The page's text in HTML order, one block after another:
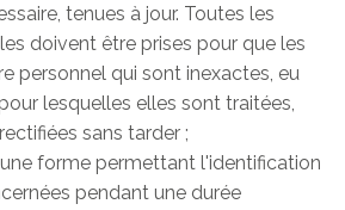
tenues à jour. Toutes les
doivent être prises pour que les
personnel qui sont inexactes, eu
lesquelles elles sont traitées,
sans tarder ;
une forme permettant l'identification
pendant une durée